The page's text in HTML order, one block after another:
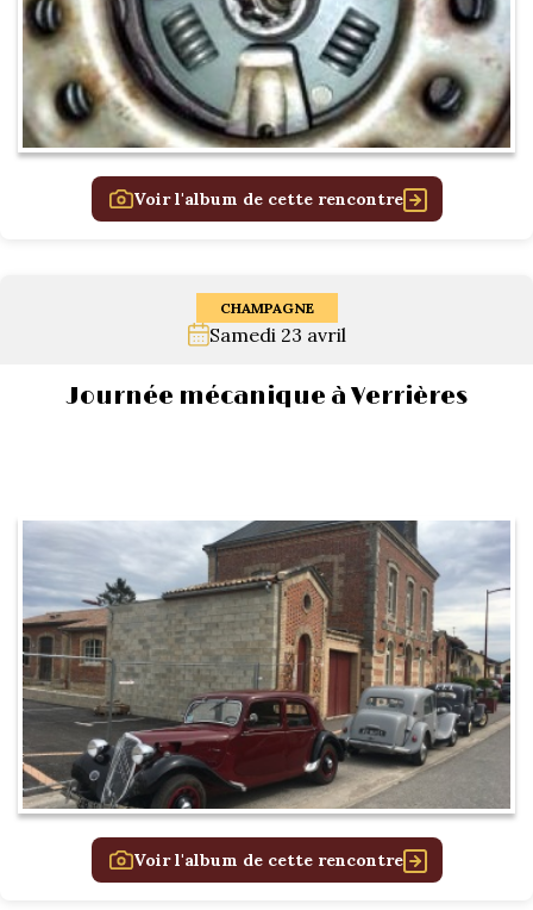
Voir l'album de cette rencontre
CHAMPAGNE
Samedi 23 avril
Journée mécanique à Verrières
Voir l'album de cette rencontre